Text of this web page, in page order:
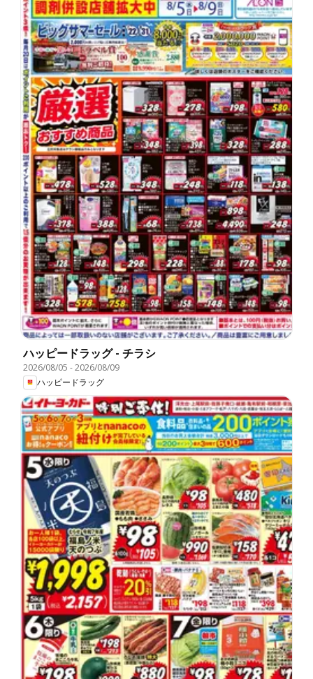
ハッピードラッグ - チラシ
2026/08/05 -2026/08/09
ハッピードラッグ